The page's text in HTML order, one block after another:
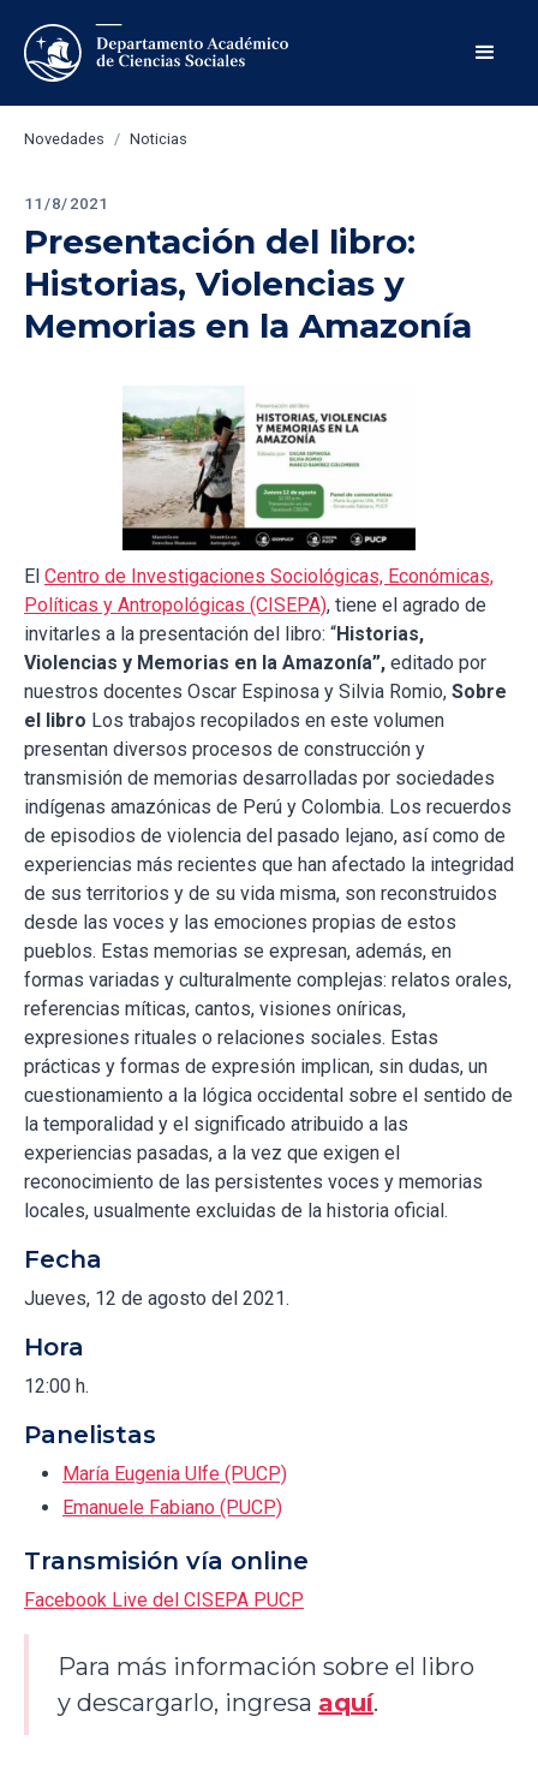
Novedades / Noticias
11/8/2021
Presentación del libro:
Historias, Violencias y
Memorias en la Amazonía
El Centro de Investigaciones Sociológicas, Económicas,
Políticas y Antropológicas (CISEPA), tiene el agrado de
invitarles a la presentación del libro: “Historias,
Violencias y Memorias en la Amazonía”, editado por
nuestros docentes Oscar Espinosa y Silvia Romio, Sobre
el libro Los trabajos recopilados en este volumen
presentan diversos procesos de construcción y
transmisión de memorias desarrolladas por sociedades
indígenas amazónicas de Perú y Colombia. Los recuerdos
de episodios de violencia del pasado lejano, así como de
experiencias más recientes que han afectado la integridad
de sus territorios y de su vida misma, son reconstruidos
desde las voces y las emociones propias de estos
pueblos. Estas memorias se expresan, además, en
formas variadas y culturalmente complejas: relatos orales,
referencias míticas, cantos, visiones oníricas,
expresiones rituales o relaciones sociales. Estas
prácticas y formas de expresión implican, sin dudas, un
cuestionamiento a la lógica occidental sobre el sentido de
la temporalidad y el significado atribuido a las
experiencias pasadas, a la vez que exigen el
reconocimiento de las persistentes voces y memorias
locales, usualmente excluidas de la historia oficial.
Fecha
Jueves, 12 de agosto del 2021.
Hora
12:00 h.
Panelistas
María Eugenia Ulfe (PUCP)
Emanuele Fabiano (PUCP)
Transmisión vía online
Facebook Live del CISEPA PUCP
Para más información sobre el libro
y descargarlo, ingresa aquí.